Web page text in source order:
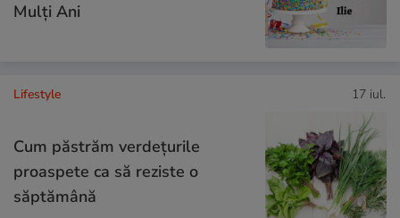
Mulți Ani
Lifestyle 17 iul.
Cum păstrăm verdețurile
proaspete ca să reziste o
săptămână